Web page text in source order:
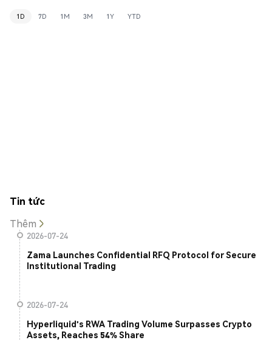
1D 7D 1M 3M 1Y YTD
Tin tức
Thêm
2026-07-24
Zama Launches Confidential RFQ Protocol for Secure
Institutional Trading
2026-07-24
Hyperliquid's RWA Trading Volume Surpasses Crypto
Assets, Reaches 54% Share